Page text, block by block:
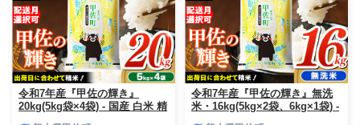
令和7年産『甲佐の輝き』
20kg(5kg袋×4袋) - 国産 白米 精
令和7年産『甲佐の輝き』無洗
米・16kg(5kg×2袋、6kg×1袋) -